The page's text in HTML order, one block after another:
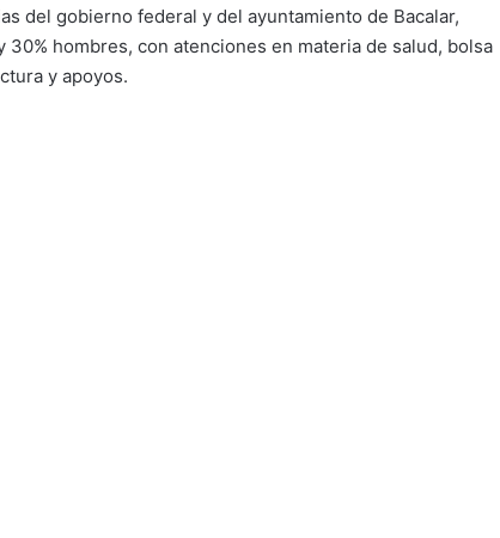
del gobierno federal y del ayuntamiento de Bacalar,
hombres, con atenciones en materia de salud, bolsa
y apoyos.